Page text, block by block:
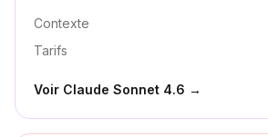
Contexte
Tarifs
Voir Claude Sonnet 4.6 →